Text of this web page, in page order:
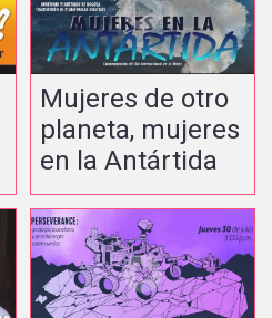
Mujeres de otro
planeta, mujeres
en la Antártida